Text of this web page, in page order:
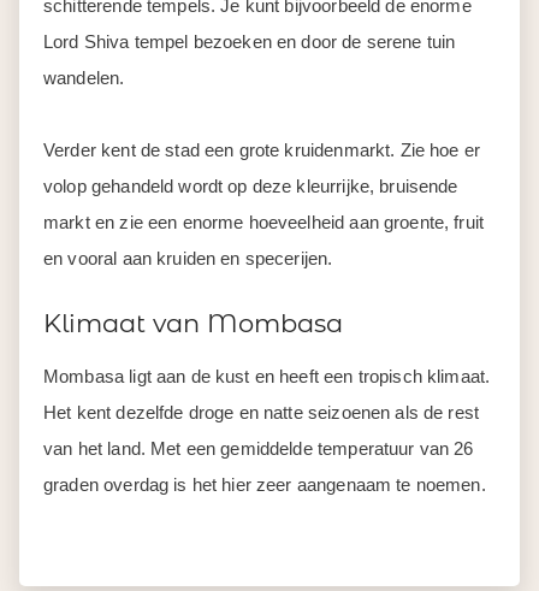
schitterende tempels. Je kunt bijvoorbeeld de enorme
Lord Shiva tempel bezoeken en door de serene tuin
wandelen.
Verder kent de stad een grote kruidenmarkt. Zie hoe er
volop gehandeld wordt op deze kleurrijke, bruisende
markt en zie een enorme hoeveelheid aan groente, fruit
en vooral aan kruiden en specerijen.
Klimaat van Mombasa
Mombasa ligt aan de kust en heeft een tropisch klimaat.
Het kent dezelfde droge en natte seizoenen als de rest
van het land. Met een gemiddelde temperatuur van 26
graden overdag is het hier zeer aangenaam te noemen.